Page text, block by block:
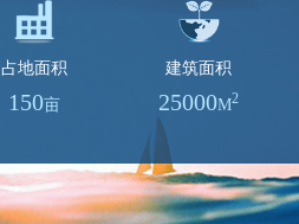
占地面积
150亩
建筑面积
25000M2